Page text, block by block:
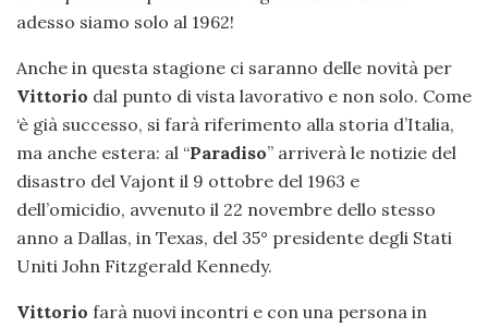
adesso siamo solo al 1962!
Anche in questa stagione ci saranno delle novità per
Vittorio dal punto di vista lavorativo e non solo. Come
‘è già successo, si farà riferimento alla storia d’Italia,
ma anche estera: al “Paradiso” arriverà le notizie del
disastro del Vajont il 9 ottobre del 1963 e
dell’omicidio, avvenuto il 22 novembre dello stesso
anno a Dallas, in Texas, del 35° presidente degli Stati
Uniti John Fitzgerald Kennedy.
Vittorio farà nuovi incontri e con una persona in